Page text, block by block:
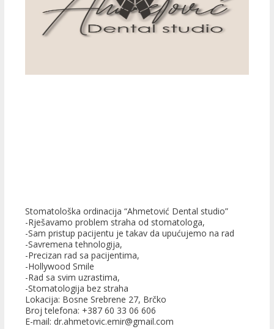
Stomatološka ordinacija “Ahmetović Dental studio”
-Rješavamo problem straha od stomatologa,
-Sam pristup pacijentu je takav da upućujemo na rad
-Savremena tehnologija,
-Precizan rad sa pacijentima,
-Hollywood Smile
-Rad sa svim uzrastima,
-Stomatologija bez straha
Lokacija: Bosne Srebrene 27, Brčko
Broj telefona: +387 60 33 06 606
E-mail: dr.ahmetovic.emir@gmail.com